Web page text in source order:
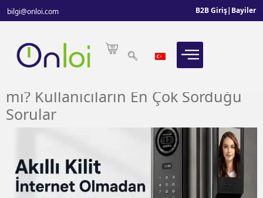
bilgi@onloi.com B2B Giriş| Bayiler
mı? Kullanıcıların En Çok Sorduğu
Sorular